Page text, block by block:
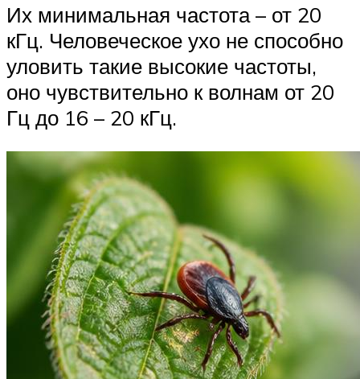
Их минимальная частота – от 20
кГц. Человеческое ухо не способно
уловить такие высокие частоты,
оно чувствительно к волнам от 20
Гц до 16 – 20 кГц.